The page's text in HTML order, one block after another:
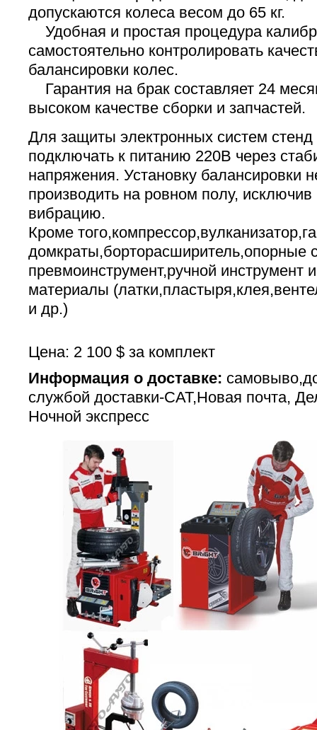
допускаются колеса весом до 65 кг.
Удобная и простая процедура
самостоятельно контролировать
балансировки колес.
Гарантия на брак составляет 24
высоком качестве сборки и запчастей.
Для защиты электронных систем стенд
подключать к питанию 220В через
напряжения. Установку балансировки
производить на ровном полу,
вибрацию.
Кроме
домкраты,борторасширитель,опорные
превмоинструмент,ручной инструмент
материалы
и др.)
Цена: 2 100 $ за комплект
Информация о доставке:
службой доставки-САТ,Новая почта,
Ночной экспресс